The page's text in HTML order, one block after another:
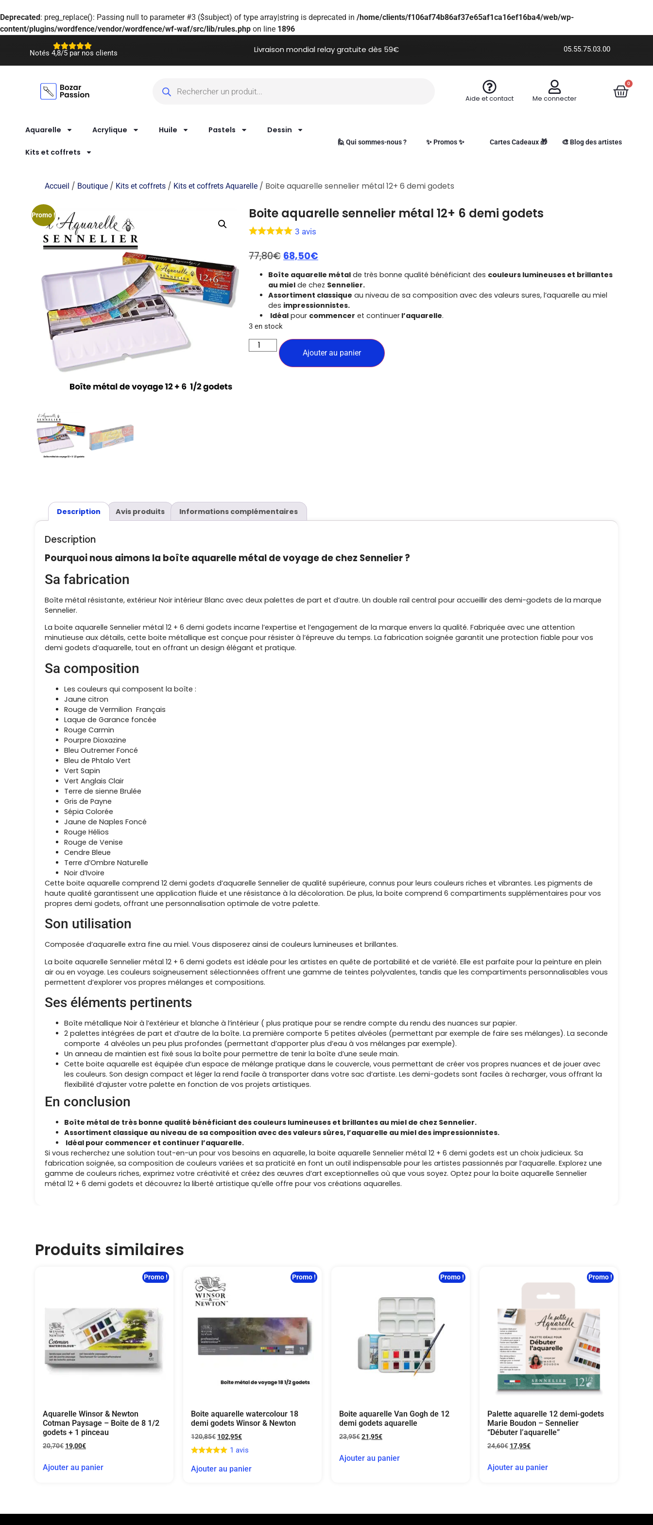
Deprecated: preg_replace(): Passing null to parameter #3 ($subject) of type array|string is deprecated in /home/clients/f106af74b86af37e65af1ca16ef16ba4/web/wp-
content/plugins/wordfence/vendor/wordfence/wf-waf/src/lib/rules.php on line 1896
Notés 4,8/5 par nos clients Livraison mondial relay gratuite dès 59€ 05.55.75.03.00
Aide et contact Me connecter
0
Aquarelle Acrylique Huile Pastels Dessin
Kits et coffrets
🙋 Qui sommes-nous ? ✨ Promos ✨ Cartes Cadeaux 🎁 🎨 Blog des artistes
Accueil / Boutique / Kits et coffrets / Kits et coffrets Aquarelle / Boite aquarelle sennelier métal 12+ 6 demi godets
Promo ! Boite aquarelle sennelier métal 12+ 6 demi godets
3 avis
77,80€ 68,50€
Boîte aquarelle métal de très bonne qualité bénéficiant des couleurs lumineuses et brillantes
au miel de chez Sennelier.
Assortiment classique au niveau de sa composition avec des valeurs sures, l’aquarelle au miel
des impressionnistes.
Idéal pour commencer et continuer l’aquarelle.
3 en stock
Ajouter au panier
Description Avis produits Informations complémentaires
Description
Pourquoi nous aimons la boîte aquarelle métal de voyage de chez Sennelier ?
Sa fabrication
Boîte métal résistante, extérieur Noir intérieur Blanc avec deux palettes de part et d’autre. Un double rail central pour accueillir des demi-godets de la marque
Sennelier.
La boite aquarelle Sennelier métal 12 + 6 demi godets incarne l’expertise et l’engagement de la marque envers la qualité. Fabriquée avec une attention
minutieuse aux détails, cette boite métallique est conçue pour résister à l’épreuve du temps. La fabrication soignée garantit une protection fiable pour vos
demi godets d’aquarelle, tout en offrant un design élégant et pratique.
Sa composition
Les couleurs qui composent la boîte :
Jaune citron
Rouge de Vermilion Français
Laque de Garance foncée
Rouge Carmin
Pourpre Dioxazine
Bleu Outremer Foncé
Bleu de Phtalo Vert
Vert Sapin
Vert Anglais Clair
Terre de sienne Brulée
Gris de Payne
Sépia Colorée
Jaune de Naples Foncé
Rouge Hélios
Rouge de Venise
Cendre Bleue
Terre d’Ombre Naturelle
Noir d’Ivoire
Cette boite aquarelle comprend 12 demi godets d’aquarelle Sennelier de qualité supérieure, connus pour leurs couleurs riches et vibrantes. Les pigments de
haute qualité garantissent une application fluide et une résistance à la décoloration. De plus, la boite comprend 6 compartiments supplémentaires pour vos
propres demi godets, offrant une personnalisation optimale de votre palette.
Son utilisation
Composée d’aquarelle extra fine au miel. Vous disposerez ainsi de couleurs lumineuses et brillantes.
La boite aquarelle Sennelier métal 12 + 6 demi godets est idéale pour les artistes en quête de portabilité et de variété. Elle est parfaite pour la peinture en plein
air ou en voyage. Les couleurs soigneusement sélectionnées offrent une gamme de teintes polyvalentes, tandis que les compartiments personnalisables vous
permettent d’explorer vos propres mélanges et compositions.
Ses éléments pertinents
Boîte métallique Noir à l’extérieur et blanche à l’intérieur ( plus pratique pour se rendre compte du rendu des nuances sur papier.
2 palettes intégrées de part et d’autre de la boîte. La première comporte 5 petites alvéoles (permettant par exemple de faire ses mélanges). La seconde
comporte 4 alvéoles un peu plus profondes (permettant d’apporter plus d’eau à vos mélanges par exemple).
Un anneau de maintien est fixé sous la boîte pour permettre de tenir la boîte d’une seule main.
Cette boite aquarelle est équipée d’un espace de mélange pratique dans le couvercle, vous permettant de créer vos propres nuances et de jouer avec
les couleurs. Son design compact et léger la rend facile à transporter dans votre sac d’artiste. Les demi-godets sont faciles à recharger, vous offrant la
flexibilité d’ajuster votre palette en fonction de vos projets artistiques.
En conclusion
Boîte métal de très bonne qualité bénéficiant des couleurs lumineuses et brillantes au miel de chez Sennelier.
Assortiment classique au niveau de sa composition avec des valeurs sûres, l’aquarelle au miel des impressionnistes.
Idéal pour commencer et continuer l’aquarelle.
Si vous recherchez une solution tout-en-un pour vos besoins en aquarelle, la boite aquarelle Sennelier métal 12 + 6 demi godets est un choix judicieux. Sa
fabrication soignée, sa composition de couleurs variées et sa praticité en font un outil indispensable pour les artistes passionnés par l’aquarelle. Explorez une
gamme de couleurs riches, exprimez votre créativité et créez des œuvres d’art exceptionnelles où que vous soyez. Optez pour la boite aquarelle Sennelier
métal 12 + 6 demi godets et découvrez la liberté artistique qu’elle offre pour vos créations aquarelles.
Produits similaires
Promo !
Aquarelle Winsor & Newton
Cotman Paysage – Boite de 8 1/2
godets + 1 pinceau
20,70€ 19,00€
Ajouter au panier
Promo !
Boite aquarelle watercolour 18
demi godets Winsor & Newton
120,85€ 102,95€
1 avis
Ajouter au panier
Promo !
Boite aquarelle Van Gogh de 12
demi godets aquarelle
23,95€21,95€
Ajouter au panier
Promo !
Palette aquarelle 12 demi-godets
Marie Boudon – Sennelier
“Débuter l’aquarelle”
24,60€ 17,95€
Ajouter au panier